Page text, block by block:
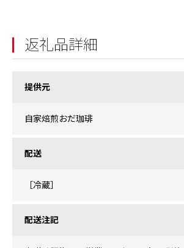
返礼品詳細
提供元
自家焙煎おだ珈琲
配送
［冷蔵］
配送注記